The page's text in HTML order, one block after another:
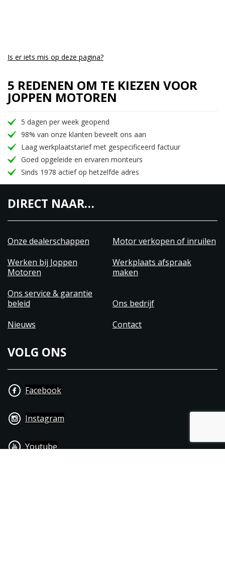
Is er iets mis op deze pagina?
5 REDENEN OM TE KIEZEN VOOR
JOPPEN MOTOREN
5 dagen per week geopend
98% van onze klanten beveelt ons aan
Laag werkplaatstarief met gespecificeerd factuur
Goed opgeleide en ervaren monteurs
Sinds 1978 actief op hetzelfde adres
DIRECT NAAR…
Onze dealerschappen
Motor verkopen of inruilen
Werken bij Joppen
Motoren
Werkplaats afspraak
maken
Ons service & garantie
beleid
Ons bedrijf
Nieuws
Contact
VOLG ONS
Facebook
Instagram
Youtube